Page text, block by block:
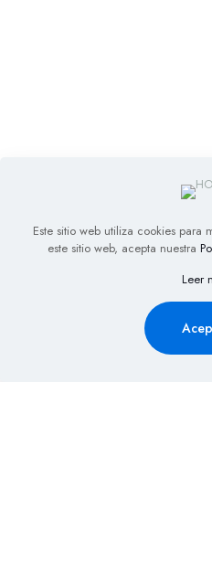
Este sitio web utiliza cookies para
este sitio web, acepta nuestra
Leer